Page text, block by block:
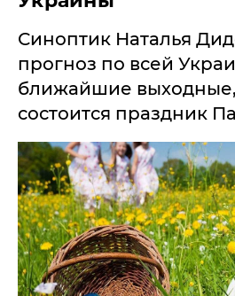
Синоптик Наталья
прогноз по всей
ближайшие
состоится праздник